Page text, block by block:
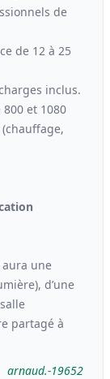
de
de 12 à 25
inclus.
et 1080
une
d’une
partagé à
arnaud.-19652